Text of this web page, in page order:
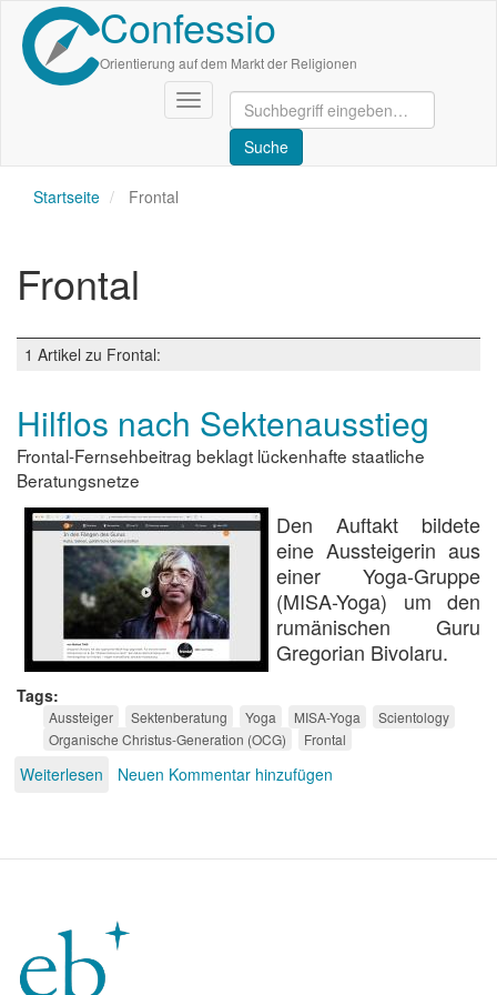
Direkt
zum
Inhalt
Confessio
Orientierung auf dem Markt der Religionen
Navigation
aktivieren/deaktivieren
Startseite Frontal
Frontal
1 Artikel zu Frontal:
Hilflos nach Sektenausstieg
Frontal-Fernsehbeitrag beklagt lückenhafte staatliche
Beratungsnetze
Den Auftakt bildete
eine Aussteigerin aus
einer Yoga-Gruppe
(MISA-Yoga) um den
rumänischen Guru
Gregorian Bivolaru.
Tags
Aussteiger Sektenberatung Yoga MISA-Yoga
Scientology
Organische Christus-Generation (OCG)
Frontal
Weiterlesen über
Neuen Kommentar hinzufügen